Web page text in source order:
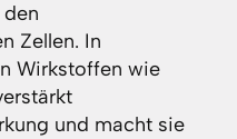
Zellen. In
Wirkstoffen wie
und macht sie